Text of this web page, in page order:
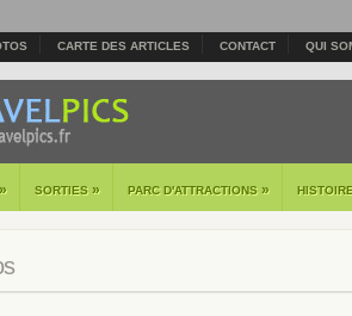
CARTE DES ARTICLES CONTACT QUI
» SORTIES » PARC D'ATTRACTIONS »